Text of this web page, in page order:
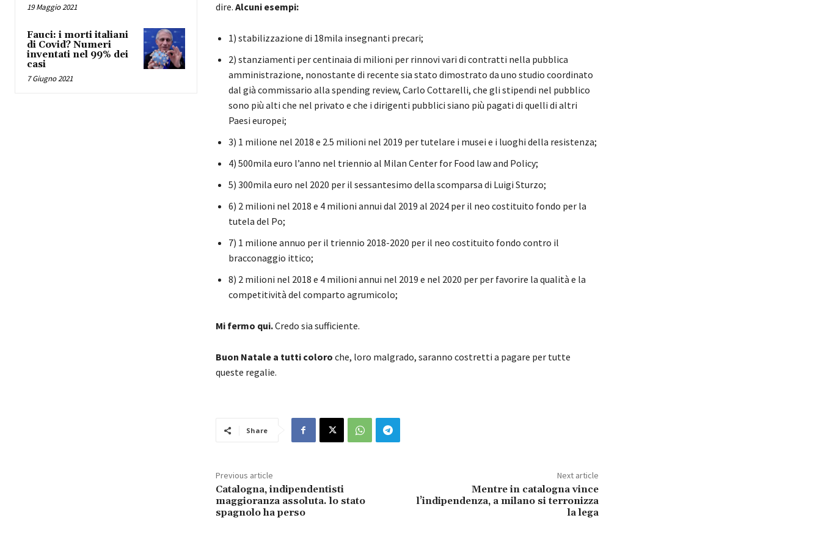
19 Maggio 2021
Fauci: i morti italiani
di Covid? Numeri
inventati nel 99% dei
casi
7 Giugno 2021
dire. Alcuni esempi:
1) stabilizzazione di 18mila insegnanti precari;
2) stanziamenti per centinaia di milioni per rinnovi vari di contratti nella pubblica
amministrazione, nonostante di recente sia stato dimostrato da uno studio coordinato
dal già commissario alla spending review, Carlo Cottarelli, che gli stipendi nel pubblico
sono più alti che nel privato e che i dirigenti pubblici siano più pagati di quelli di altri
Paesi europei;
3) 1 milione nel 2018 e 2.5 milioni nel 2019 per tutelare i musei e i luoghi della resistenza;
4) 500mila euro l’anno nel triennio al Milan Center for Food law and Policy;
5) 300mila euro nel 2020 per il sessantesimo della scomparsa di Luigi Sturzo;
6) 2 milioni nel 2018 e 4 milioni annui dal 2019 al 2024 per il neo costituito fondo per la
tutela del Po;
7) 1 milione annuo per il triennio 2018-2020 per il neo costituito fondo contro il
bracconaggio ittico;
8) 2 milioni nel 2018 e 4 milioni annui nel 2019 e nel 2020 per per favorire la qualità e la
competitività del comparto agrumicolo;
Mi fermo qui.Credo sia sufficiente.
Buon Natale a tutti coloro che, loro malgrado, saranno costretti a pagare per tutte
queste regalie.
Share
Previous article
Catalogna, indipendentisti
maggioranza assoluta. lo stato
spagnolo ha perso
Next article
Mentre in catalogna vince
l’indipendenza, a milano si terronizza
la lega